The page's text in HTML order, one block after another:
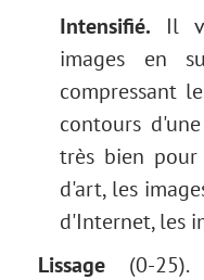
Intensifié. Il
images en
compressant
contours
très bien
d'art, les
d'Internet, les
Lissage (0-25).